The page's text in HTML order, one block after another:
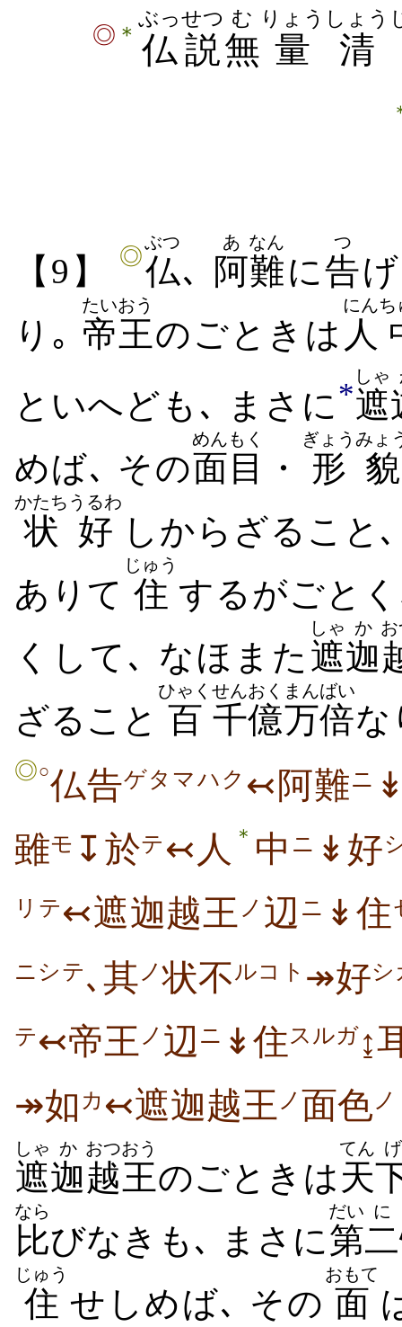
◎ ＊ 仏説
ぶっせつ
無
む
量
りょう
清
しょう
【9】 ◎仏
ぶつ
､ 阿
あ
難
なん
に告
つ
り｡ 帝王
たいおう
のごときは 人
にんち
といへども､ まさに*遮
しゃ
めば､ その面目
めんもく
・ 形貌
ぎょうみょ
状
かたち
好
うるわ
しからざること
ありて 住
じゅう
するがごと
くして､ なほまた 遮
しゃ
迦
か
ざること 百
ひゃく
千億
せんおく
万倍
まんばい
な
◎○仏告ゲタマハク ↢阿難ニ
雖モ ↧於テ ↢人 ＊ 中 ニ ↡好
リテ↢遮迦越王 ノ 辺 ニ ↡住
ニシテ､其 ノ状不ルコト ↠好シ
テ↢帝王 ノ 辺 ニ ↡住 スルガ↨
↠如 カ ↢遮迦越王 ノ 面色 ノ
遮
しゃ
迦
か
越
おつ
王
おう
のごときは天
てん げ
比
なら
びなきも､ まさに第
だい
二
に
住
じゅう
せしめば､ その 面
おもて